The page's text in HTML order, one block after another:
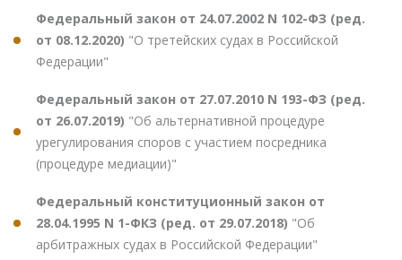
Федеральный закон от 24.07.2002 N 102-ФЗ (ред.
от 08.12.2020) "О третейских судах в Российской
Федерации"
Федеральный закон от 27.07.2010 N 193-ФЗ (ред.
от 26.07.2019) "Об альтернативной процедуре
урегулирования споров с участием посредника
(процедуре медиации)"
Федеральный конституционный закон от
28.04.1995 N 1-ФКЗ (ред. от 29.07.2018) "Об
арбитражных судах в Российской Федерации"